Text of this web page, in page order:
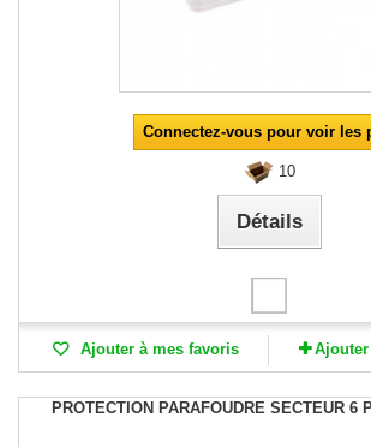
Connectez-vous pour voir les
10
Détails
Ajouter à mes favoris
PROTECTION PARAFOUDRE SECTEUR 6